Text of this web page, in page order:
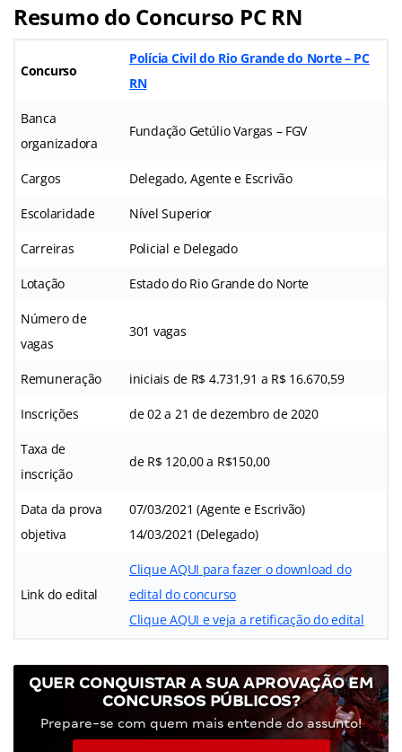
Resumo do Concurso PC RN
Concurso
Polícia Civil do Rio Grande do Norte – PC
RN
Banca
organizadora
Fundação Getúlio Vargas – FGV
Cargos Delegado, Agente e Escrivão
Escolaridade Nível Superior
Carreiras Policial e Delegado
Lotação Estado do Rio Grande do Norte
Número de
vagas
301 vagas
Remuneração iniciais de R$ 4.731,91 a R$ 16.670,59
Inscrições de 02 a 21 de dezembro de 2020
Taxa de
inscrição
de R$ 120,00 a R$150,00
Data da prova
objetiva
07/03/2021 (Agente e Escrivão)
14/03/2021 (Delegado)
Link do edital
Clique AQUI para fazer o download do
edital do concurso
Clique AQUI e veja a retificação do edital
QUER CONQUISTAR A SUA APROVAÇÃO EM
CONCURSOS PÚBLICOS?
Prepare-se com quem mais entende do assunto!